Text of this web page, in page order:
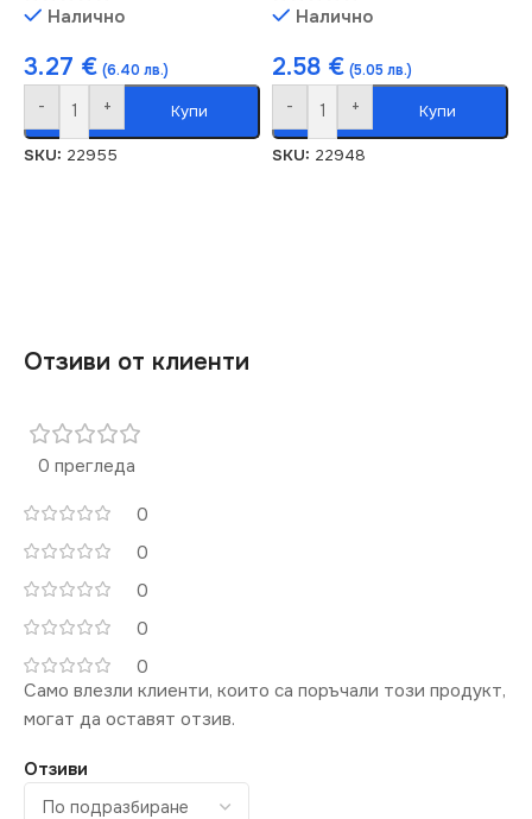
Налично
3.27 € (6.40 лв.)
- + Купи
SKU: 22955
Налично
2.58 € (5.05 лв.)
- + Купи
SKU: 22948
Отзиви от клиенти
0 прегледа
0
0
0
0
0
Отзиви
Само влезли клиенти, които са поръчали този продукт,
могат да оставят отзив.